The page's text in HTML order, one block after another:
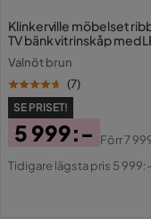
Klinkerville möbelset
TV bänk vitrinskåp med
belysning vägghängd -
golvstående 260 cm
Valnöt brun
(7)
SE PRISET!
Pris
5 999:-
Original
Förr7
Tidigare lägsta pris 5 999:-